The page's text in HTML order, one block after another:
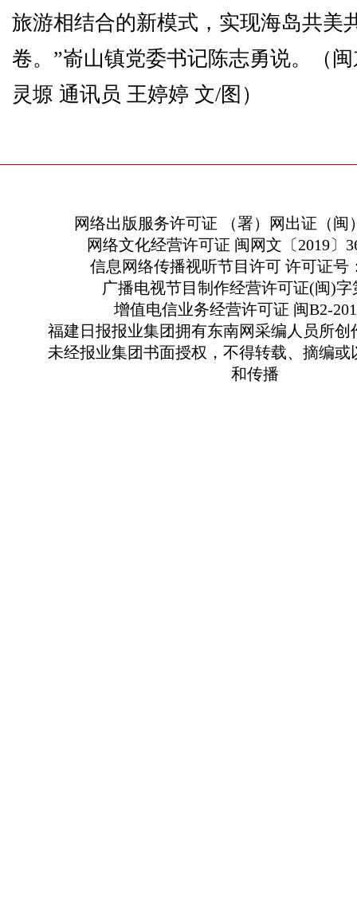
旅游相结合的新模式，实现海岛共美
卷。”嵛山镇党委书记陈志勇说。（
灵塬 通讯员 王婷婷 文/图）
网络出版服务许可证 （署）网出证（闽
网络文化经营许可证 闽网文〔2019〕
信息网络传播视听节目许可 许可证号
广播电视节目制作经营许可证(闽)字
增值电信业务经营许可证 闽B2-
福建日报报业集团拥有东南网采编人员所创
未经报业集团书面授权，不得转载、摘编或
和传播